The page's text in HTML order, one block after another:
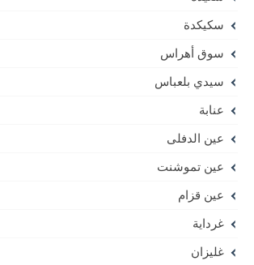
سكيكدة
سوق أهراس
سيدي بلعباس
عنابة
عين الدفلى
عين تموشنت
عين قزام
غرداية
غليزان